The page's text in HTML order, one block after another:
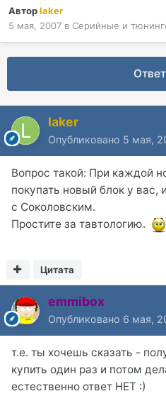
Авторlaker
5 мая, 2007 в Серийные и
laker
Опубликовано 5 мая,
Вопрос такой: При каждой
покупать новый блок у вас,
с Соколовским.
Простите за тавтологию.
Цитата
emmibox
Опубликовано 6 мая,
т.е. ты хочешь сказать -
купить один раз и потом
естественно ответ НЕТ :)